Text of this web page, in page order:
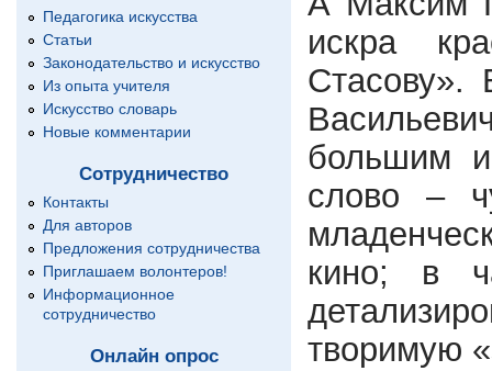
Педагогика искусства
Статьи
Законодательство и искусство
Из опыта учителя
Искусство словарь
Новые комментарии
Сотрудничество
Контакты
Для авторов
Предложения сотрудничества
Приглашаем волонтеров!
Информационное
сотрудничество
Онлайн опрос
искра
Стасову».
большим
слово –
кино; в
творимую